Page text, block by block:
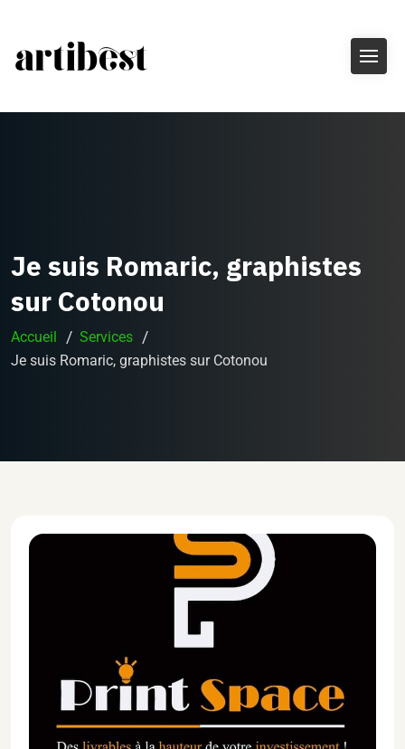
Je suis Romaric, graphistes
sur Cotonou
Accueil
Services
Je suis Romaric, graphistes sur Cotonou